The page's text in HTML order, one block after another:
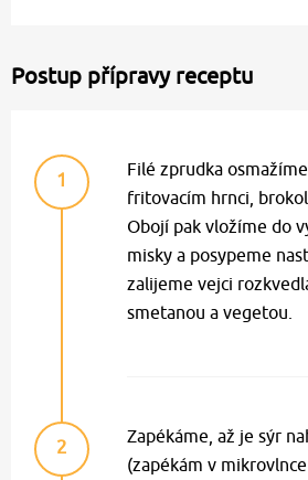
Postup přípravy receptu
1
Filé zprudka
fritovacím hrnci,
Obojí pak vložíme do
misky a posypeme
zalijeme vejci
smetanou a vegetou.
2
Zapékáme, až je sýr
(zapékám v